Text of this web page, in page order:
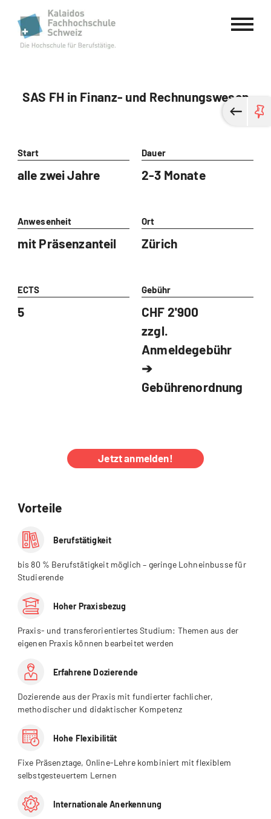
Kalaidos Fachhochschule Schweiz
SAS FH in Finanz- und Rechnungswesen
Start
alle zwei Jahre
Dauer
2-3 Monate
Anwesenheit
mit Präsenzanteil
Ort
Zürich
ECTS
5
Gebühr
CHF 2'900
zzgl.
Anmeldegebühr
➔
Gebührenordnung
Jetzt anmelden!
Vorteile
Berufstätigkeit
bis 80 % Berufstätigkeit möglich – geringe Lohneinbusse für
Studierende
Hoher Praxisbezug
Praxis- und transferorientiertes Studium: Themen aus der
eigenen Praxis können bearbeitet werden
Erfahrene Dozierende
Dozierende aus der Praxis mit fundierter fachlicher,
methodischer und didaktischer Kompetenz
Hohe Flexibilität
Fixe Präsenztage, Online-Lehre kombiniert mit flexiblem
selbstgesteuertem Lernen
Internationale Anerkennung